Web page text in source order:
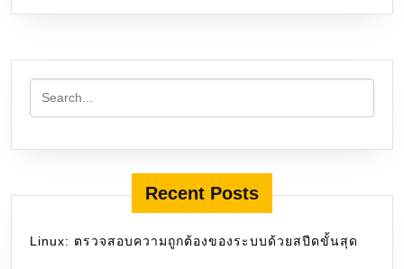
Recent Posts
Linux: ตรวจสอบความถูกต้องของระบบด้วยสปีดขั้นสุด